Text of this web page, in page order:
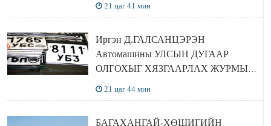
21 цаг 41 мин
Иргэн Д.ГАЛСАНЦЭРЭН
Автомашины УЛСЫН ДУГААР
ОЛГОХЫГ ХЯЗГААРЛАХ ЖУРМЫГ
21 цаг 44 мин
БАГАХАНГАЙ-ХӨШИГИЙН